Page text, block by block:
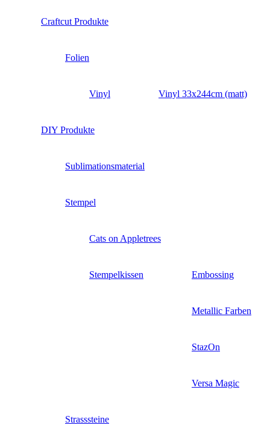
Craftcut Produkte
Folien
Vinyl Vinyl 33x244cm (matt)
DIY Produkte
Sublimationsmaterial
Stempel
Cats on Appletrees
Stempelkissen Embossing
Metallic Farben
StazOn
Versa Magic
Strasssteine